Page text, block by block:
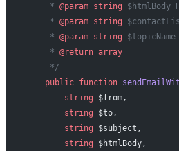
     *
@param string $htmlBody
     *
@param string
     *
@param string $topicName
     *
@return array
     */
    public
function
        string
$from,
        string
$to,
        string
$subject,
        string
$htmlBody,